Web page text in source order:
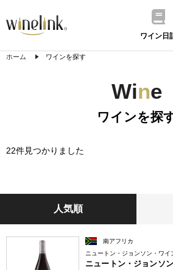
ワイン日
ホーム ワインを探す
Wine
ワインを探
22件見つかりました
人気順
南アフリカ
ニュートン・ジョンソン・ワイ
ニュートン・ジョンソ